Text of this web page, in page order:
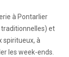
à Pontarlier
traditionnelles) et
spiritueux, à
les week-ends.